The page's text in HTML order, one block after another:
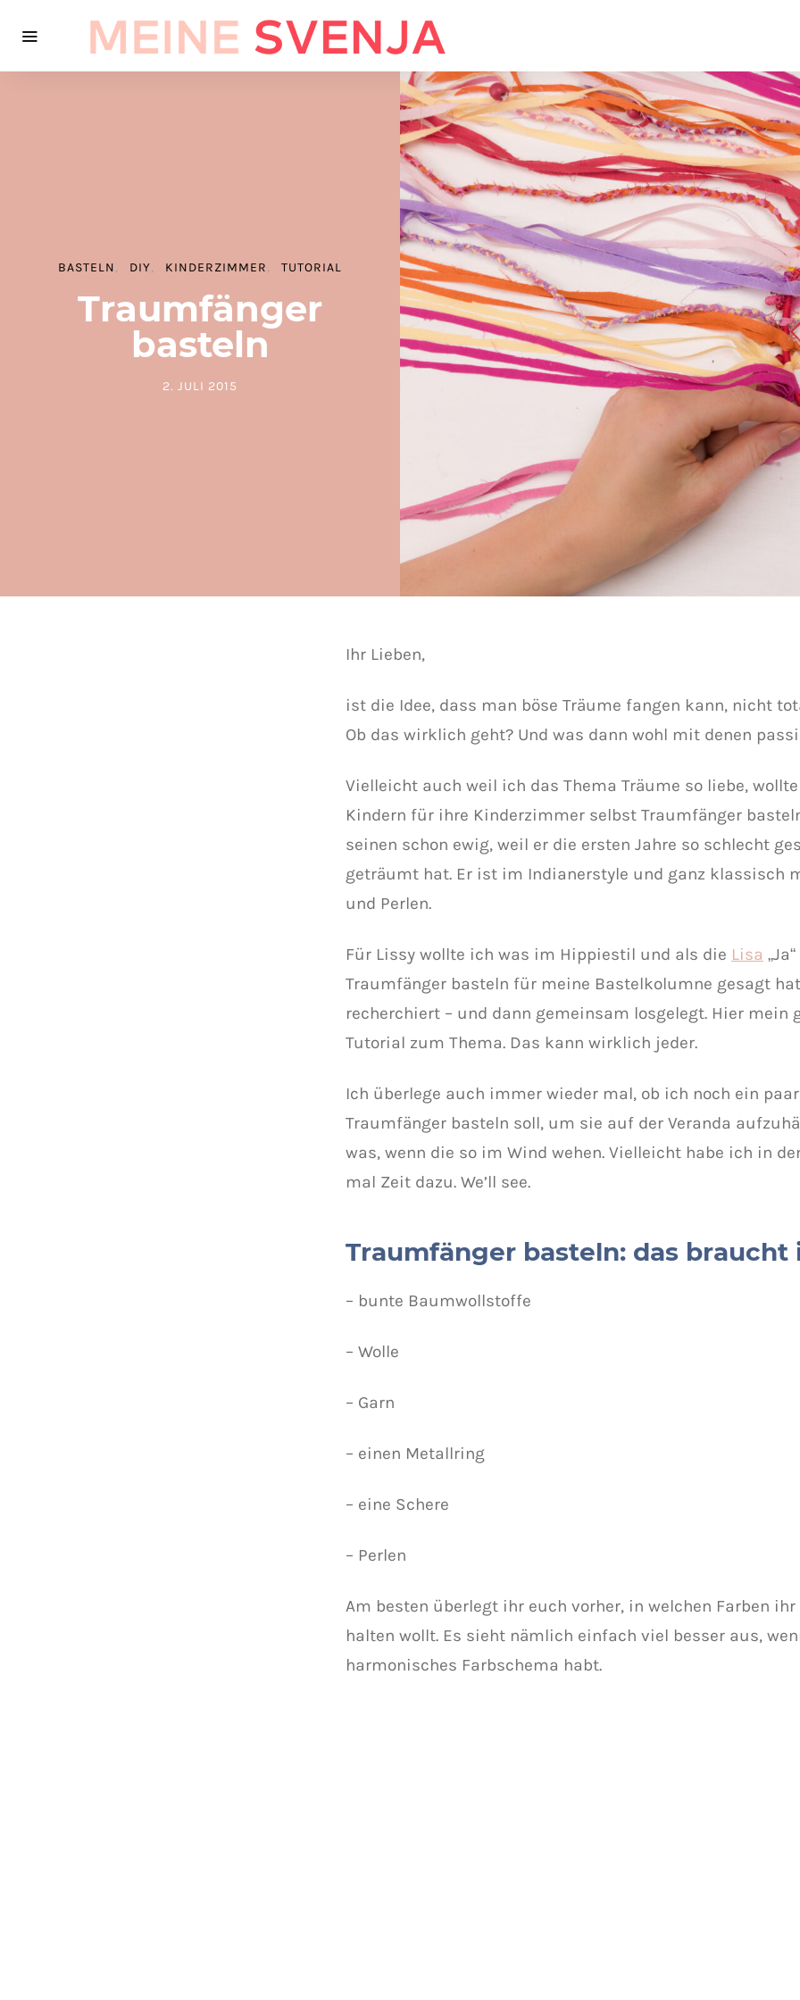
BASTELN DIY KINDERZIMMER TUTORIAL
Traumfänger
basteln
POSTED ON
2. JULI 2015
Ihr Lieben,
ist die Idee, dass man böse Träume fangen kann, nicht
Ob das wirklich geht? Und was dann wohl mit denen
Vielleicht auch weil ich das Thema Träume so liebe,
Kindern für ihre Kinderzimmer selbst Traumfänger
seinen schon ewig, weil er die ersten Jahre so schlecht
geträumt hat. Er ist im Indianerstyle und ganz klassisch
und Perlen.
Für Lissy wollte ich was im Hippiestil und als die Lisa
Traumfänger basteln für meine Bastelkolumne gesagt
recherchiert – und dann gemeinsam losgelegt. Hier mein
Tutorial zum Thema. Das kann wirklich jeder.
Ich überlege auch immer wieder mal, ob ich noch ein
Traumfänger basteln soll, um sie auf der Veranda
was, wenn die so im Wind wehen. Vielleicht habe ich in
mal Zeit dazu. We’ll see.
Traumfänger basteln: das braucht
– bunte Baumwollstoffe
– Wolle
– Garn
– einen Metallring
– eine Schere
– Perlen
Am besten überlegt ihr euch vorher, in welchen Farben
halten wollt. Es sieht nämlich einfach viel besser aus,
harmonisches Farbschema habt.